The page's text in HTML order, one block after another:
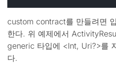
custom contract를 만들려면
한다. 위 예제에서
generic 타입에 <Int, Uri?>를
다.